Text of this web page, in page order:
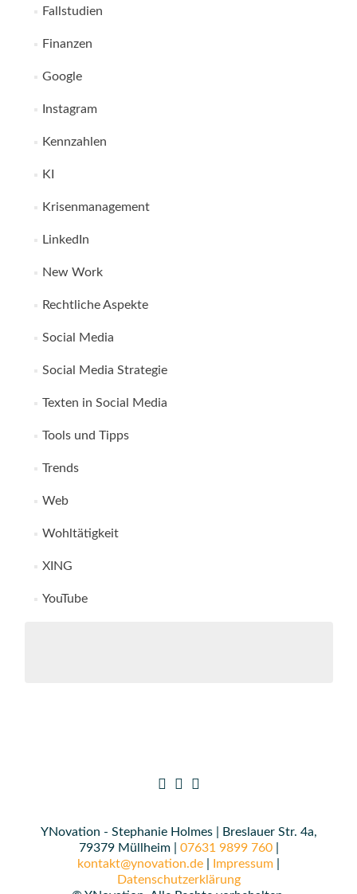
Fallstudien
Finanzen
Google
Instagram
Kennzahlen
KI
Krisenmanagement
LinkedIn
New Work
Rechtliche Aspekte
Social Media
Social Media Strategie
Texten in Social Media
Tools und Tipps
Trends
Web
Wohltätigkeit
XING
YouTube
YNovation - Stephanie Holmes | Breslauer Str. 4a,
79379 Müllheim | 07631 9899 760|
kontakt@ynovation.de
Impressum
Datenschutzerklärung